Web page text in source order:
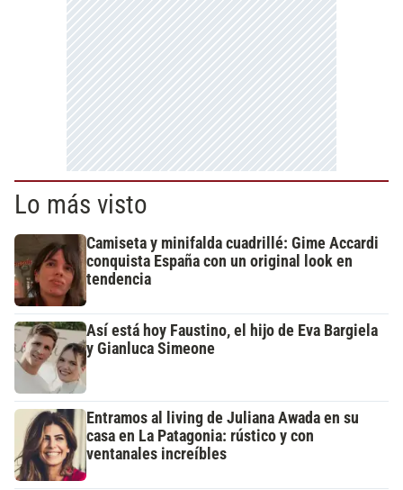
Lo más visto
Camiseta y minifalda cuadrillé: Gime Accardi
conquista España con un original look en
tendencia
Así está hoy Faustino, el hijo de Eva Bargiela
y Gianluca Simeone
Entramos al living de Juliana Awada en su
casa en La Patagonia: rústico y con
ventanales increíbles